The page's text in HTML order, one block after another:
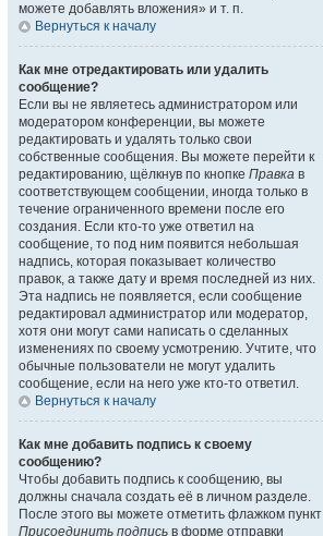
можете добавлять вложения» и т. п.
Вернуться к началу
Как мне отредактировать или удалить
сообщение?
Если вы не являетесь администратором или
модератором конференции, вы можете
редактировать и удалять только свои
собственные сообщения. Вы можете перейти к
редактированию, щёлкнув по кнопке Правка в
соответствующем сообщении, иногда только в
течение ограниченного времени после его
создания. Если кто-то уже ответил на
сообщение, то под ним появится небольшая
надпись, которая показывает количество
правок, а также дату и время последней из них.
Эта надпись не появляется, если сообщение
редактировал администратор или модератор,
хотя они могут сами написать о сделанных
изменениях по своему усмотрению. Учтите, что
обычные пользователи не могут удалить
сообщение, если на него уже кто-то ответил.
Вернуться к началу
Как мне добавить подпись к своему
сообщению?
Чтобы добавить подпись к сообщению, вы
должны сначала создать её в личном разделе.
После этого вы можете отметить флажком пункт
Присоединить подпись в форме отправки